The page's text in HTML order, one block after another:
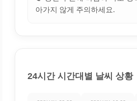
아가지 않게 주의하세요.
24시간 시간대별 날씨 상황